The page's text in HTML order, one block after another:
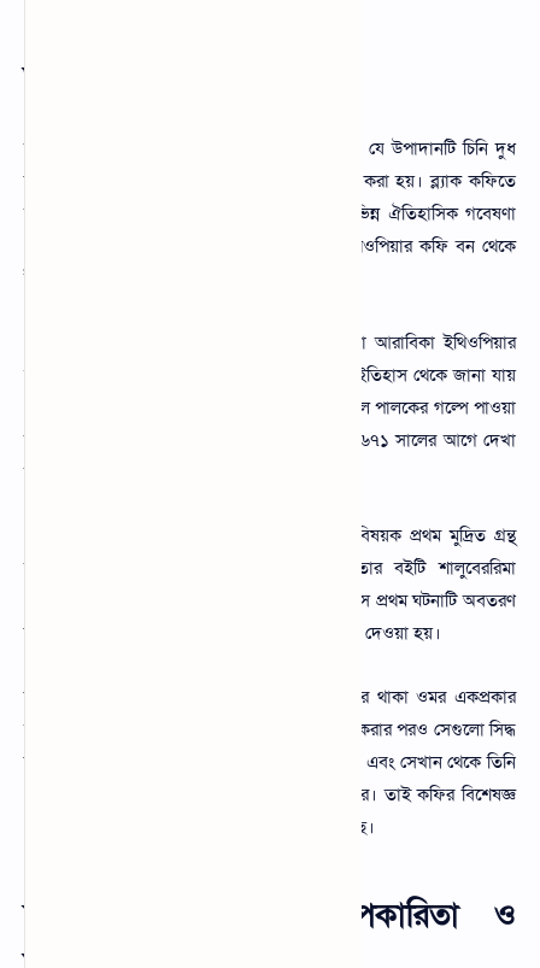
ব্ল্যাক কফি অন্যতম জনপ্রিয় একটি পানীয় উপাদান। যে উপাদানটি চিনি দুধ
ক্রিম বা তৃপ্ত স্বাদের উপাদান ব্যবহার না করে তৈরি করা হয়। ব্ল্যাক কফিতে
রয়েছে ক্লোরোজেনিক অ্যাসিড যা উপকার করে। বিভিন্ন ঐতিহাসিক গবেষণা
থেকে জানা যায় কফি বীজ প্রথমে দক্ষিণ-পশ্চিম ইথিওপিয়ার কফি বন থেকে
সেখানে এটি ফসল হিসেবে চাষ করা হতো। কফিয়া আরাবিকা ইথিওপিয়ার
স্থায়ী। যেখানে জিনগত বৈশিষ্ট্য পাওয়া যায়। বিভিন্ন ইতিহাস থেকে জানা যায়
যে কালদি নামক একজন নবম শতাব্দীর ইতিহাস ছাগল পালকের গল্পে পাওয়া
যায় যে ছাগলকে প্রথম এটা চাওয়াতে দেখেন। যা ১৬৭১ সালের আগে দেখা
প্রাচ্য ভাষার একজন মরোনাইট অধ্যাপক ও কফি বিষয়ক প্রথম মুদ্রিত গ্রন্থ
সমূহের একটি লেখক আন্থাইন হোস্টার নাইন তার বইটি শালুবেররিমা
পোটিওনে কাহুয়ে সেউ ক্যাফে নুনকুপাটা ডিসককার্স্কসে প্রথম ঘটনাটি অবতরণ
করেন। পরে আরেকজন ওমরকে কফি আবিষ্কার কর্তৃক দেওয়া হয়।
তিনি মহাসাগর থেকে নির্বাসিত হওয়ার পর অনাহারে থাকা ওমর একপ্রকার
ফলের সন্ধান পান সেগুলো চিবিয়ে এবং ভাজার চেষ্টা করার পরও সেগুলো সিদ্ধ
করে একবার তরল বের করে ও তা খাওয়া শুরু করে। এবং সেখান থেকে তিনি
প্রাণে বেচে জান এবং টিকে থাকার সামর্থ্য অর্জন করে। তাই কফির বিশেষজ্ঞ
গবেষণা করে বিভিন্ন উপকারিতা ওমর আবিষ্কার করেছে।
ব্ল্যাক কফি খাওয়ার উপকারিতা ও